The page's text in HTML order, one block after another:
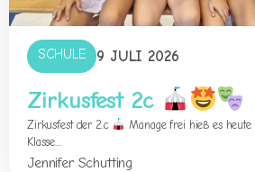
SCHULE 9 JULI 2026
Zirkusfest 2c
Zirkusfest der 2.c
Manage frei hieß es
Klasse....
Jennifer Schutting